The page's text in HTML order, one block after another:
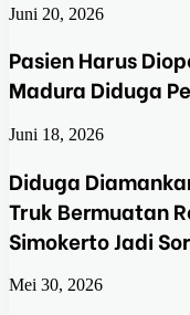
Juni 20, 2026
Pasien Harus
Madura Diduga
Juni 18, 2026
Diduga
Truk Bermuatan
Simokerto Jadi
Mei 30, 2026